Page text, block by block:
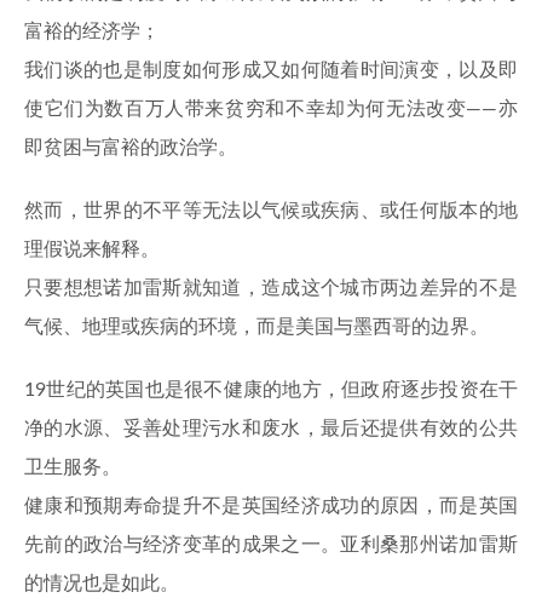
富裕的经济学；
我们谈的也是制度如何形成又如何随着时间演变，以及即
使它们为数百万人带来贫穷和不幸却为何无法改变——亦
即贫困与富裕的政治学。
然而，世界的不平等无法以气候或疾病、或任何版本的地
理假说来解释。
只要想想诺加雷斯就知道，造成这个城市两边差异的不是
气候、地理或疾病的环境，而是美国与墨西哥的边界。
19世纪的英国也是很不健康的地方，但政府逐步投资在干
净的水源、妥善处理污水和废水，最后还提供有效的公共
卫生服务。
健康和预期寿命提升不是英国经济成功的原因，而是英国
先前的政治与经济变革的成果之一。亚利桑那州诺加雷斯
的情况也是如此。